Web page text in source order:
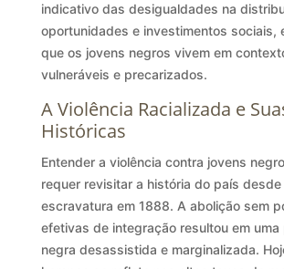
indicativo das desigualdades na
oportunidades e investimentos sociais,
que os jovens negros vivem em
vulneráveis e precarizados.
A Violência Racializada e
Históricas
Entender a violência contra jovens
requer revisitar a história do país
escravatura em 1888. A abolição sem
efetivas de integração resultou em uma
negra desassistida e marginalizada.